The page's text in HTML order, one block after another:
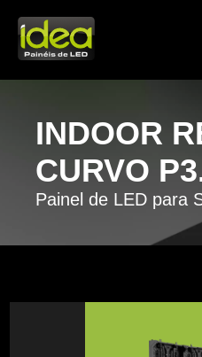
INDOOR
CURVO
Painel de LED para